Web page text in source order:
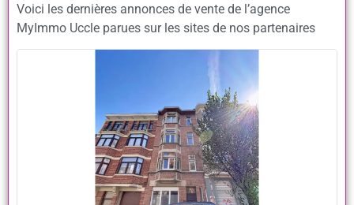
Voici les dernières annonces de vente de l’agence
MyImmo Uccle parues sur les sites de nos partenaires